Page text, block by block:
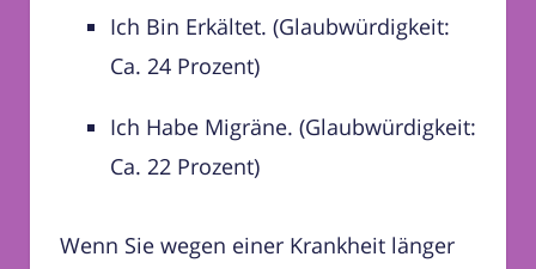
Ich Bin Erkältet. (Glaubwürdigkeit:
Ca. 24 Prozent)
Ich Habe Migräne. (Glaubwürdigkeit:
Ca. 22 Prozent)
Wenn Sie wegen einer Krankheit länger